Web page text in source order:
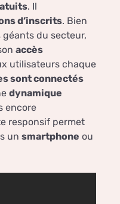
. Il
d’inscrits. Bien
géants du secteur,
accès
utilisateurs chaque
sont connectés
dynamique
encore
responsif permet
un smartphone ou